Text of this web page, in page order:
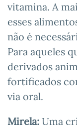
vitamina. A
esses
não é
Para aqueles
derivados
fortificados
via oral.
Mirela: Uma